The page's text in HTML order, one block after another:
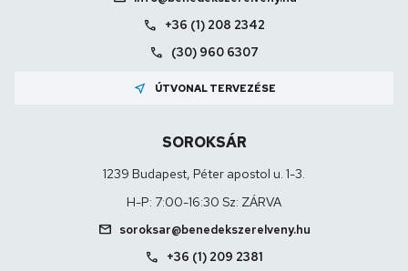
call +36 (1) 208 2342
call (30) 960 6307
near_me ÚTVONAL TERVEZÉSE
SOROKSÁR
1239 Budapest, Péter apostol u. 1-3.
H-P: 7:00-16:30 Sz: ZÁRVA
mail soroksar@benedekszerelveny.hu
call +36 (1) 209 2381